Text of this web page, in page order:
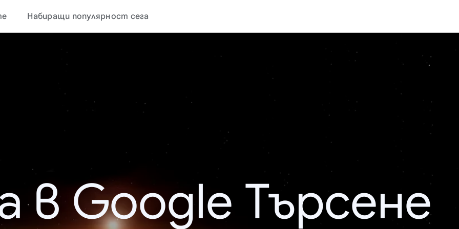
Набиращи популярност сега
в Google Търсене